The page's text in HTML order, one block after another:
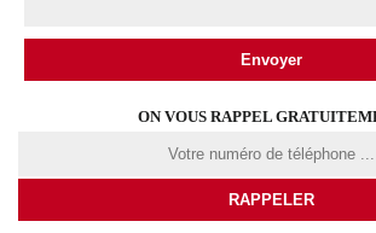
ON VOUS RAPPEL